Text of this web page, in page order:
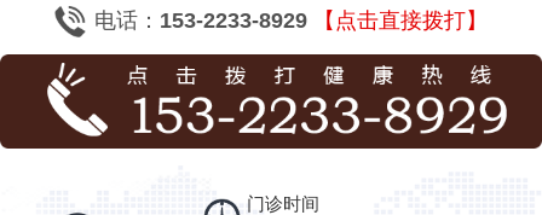
电话： 153-2233-8929 【点击直接拨打】
门诊时间